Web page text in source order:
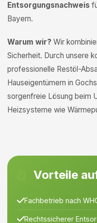
Entsorgungsnachweis
Bayern.
Warum wir? Wir
Sicherheit. Durch unsere
professionelle Restöl-
Hauseigentümern in
sorgenfreie Lösung beim
Heizsysteme wie
Vorteile
Fachbetrieb nach
Rechtssicherer